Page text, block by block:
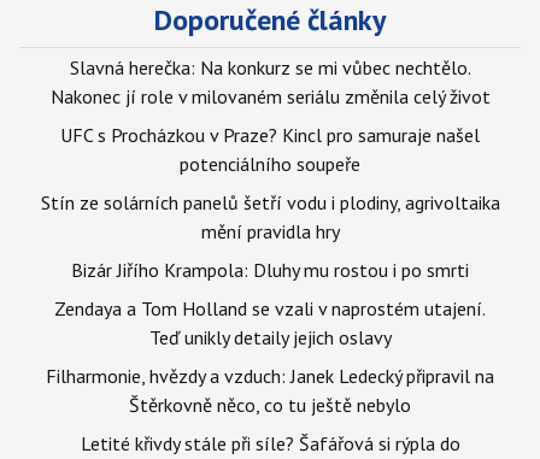
Doporučené články
Slavná herečka: Na konkurz se mi vůbec nechtělo.
Nakonec jí role v milovaném seriálu změnila celý život
UFC s Procházkou v Praze? Kincl pro samuraje našel
potenciálního soupeře
Stín ze solárních panelů šetří vodu i plodiny, agrivoltaika
mění pravidla hry
Bizár Jiřího Krampola: Dluhy mu rostou i po smrti
Zendaya a Tom Holland se vzali v naprostém utajení.
Teď unikly detaily jejich oslavy
Filharmonie, hvězdy a vzduch: Janek Ledecký připravil na
Štěrkovně něco, co tu ještě nebylo
Letité křivdy stále při síle? Šafářová si rýpla do